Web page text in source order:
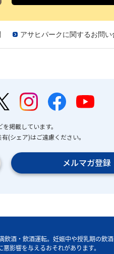
アサヒパークに関するお問い
掲載しています。
(シェア)はご遠慮ください。
メルマガ登録